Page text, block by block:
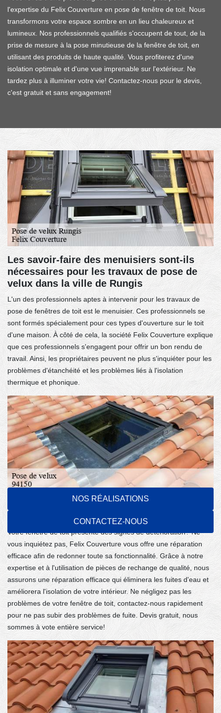
NOS RÉALISATIONS
CONTACTEZ-NOUS
l'expertise du Felix Couverture en pose de fenêtre de toit. Nous
transformons votre espace sombre en un lieu chaleureux et
lumineux. Nos professionnels qualifiés s'occupent de tout, de la
prise de mesure à la pose minutieuse de la fenêtre de toit, en
utilisant des produits de haute qualité. Vous profiterez d'une
isolation optimale et d'une vue imprenable sur l'extérieur. Ne
tardez plus à illuminer votre vie! Contactez-nous pour le devis,
c'est gratuit et sans engagement!
Les savoir-faire des menuisiers sont-ils
nécessaires pour les travaux de pose de
velux dans la ville de Rungis
L'un des professionnels aptes à intervenir pour les travaux de
pose de fenêtres de toit est le menuisier. Ces professionnels se
sont formés spécialement pour ces types d'ouverture sur le toit
d'une maison. À côté de cela, la société Felix Couverture explique
que ces professionnels s'engagent pour offrir un bon rendu de
travail. Ainsi, les propriétaires peuvent ne plus s'inquiéter pour les
problèmes d'étanchéité et les problèmes liés à l'isolation
thermique et phonique.
Laissez vos fenêtres de toit entre les mains
du Felix Couverture!
Votre fenêtre de toit présente des signes de détérioration? Ne
vous inquiétez pas, Felix Couverture vous offre une réparation
efficace afin de redonner toute sa fonctionnalité. Grâce à notre
expertise et à l'utilisation de pièces de rechange de qualité, nous
assurons une réparation efficace qui éliminera les fuites d'eau et
améliorera l'isolation de votre intérieur. Ne négligez pas les
problèmes de votre fenêtre de toit, contactez-nous rapidement
pour ne pas subir des problèmes de fuite. Devis gratuit, nous
sommes à vote entière service!